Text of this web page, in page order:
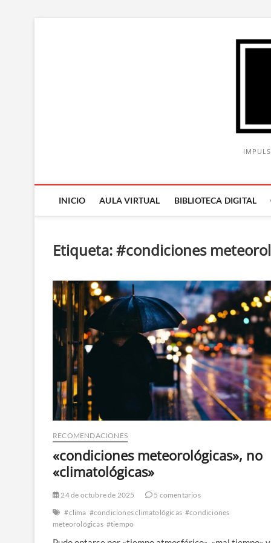
INICIO AULA VIRTUAL BIBLIOTECA DIGITAL
Etiqueta:#condiciones
RECOMENDACIONES
«condiciones meteorológicas», no
«climatológicas»
24 de octubre de 2025
5 comentarios
#clima #condiciones climatológicas #condiciones
meteorológicas #tiempo